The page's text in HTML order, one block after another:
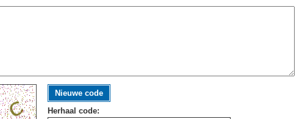
Nieuwe code
Herhaal code: